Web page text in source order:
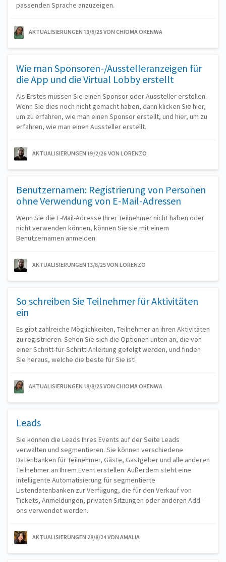
passenden Sprache anzuzeigen.
AKTUALISIERUNGEN 13/8/25VON CHIOMA OKENWA
Wie man Sponsoren-/Ausstelleranzeigen für
die App und die Virtual Lobby erstellt
Als Erstes müssen Sie einen Sponsor oder Aussteller erstellen.
Wenn Sie dies noch nicht gemacht haben, dann klicken Sie hier,
um zu erfahren, wie man einen Sponsor erstellt, und hier, um zu
erfahren, wie man einen Aussteller erstellt.
AKTUALISIERUNGEN 19/2/26 VON LORENZO
Benutzernamen: Registrierung von Personen
ohne Verwendung von E-Mail-Adressen
Wenn Sie die E-Mail-Adresse Ihrer Teilnehmer nicht haben oder
nicht verwenden können, können Sie sie mit einem
Benutzernamen anmelden.
AKTUALISIERUNGEN 13/8/25VON LORENZO
So schreiben Sie Teilnehmer für Aktivitäten
ein
Es gibt zahlreiche Möglichkeiten, Teilnehmer an ihren Aktivitäten
zu registrieren. Sehen Sie sich die Optionen unten an, die von
einer Schritt-für-Schritt-Anleitung gefolgt werden, und finden
Sie heraus, welche die beste für Sie ist!
AKTUALISIERUNGEN 18/8/25VON CHIOMA OKENWA
Leads
Sie können die Leads Ihres Events auf der Seite Leads
verwalten und segmentieren. Sie können verschiedene
Datenbanken für Teilnehmer, Gäste, Gastgeber und alle anderen
Teilnehmer an Ihrem Event erstellen. Außerdem steht eine
intelligente Automatisierung für segmentierte
Listendatenbanken zur Verfügung, die für den Verkauf von
Tickets, Anmeldungen, privaten Sitzungen oder anderen Add-
ons verwendet werden.
AKTUALISIERUNGEN 28/8/24VON AMALIA